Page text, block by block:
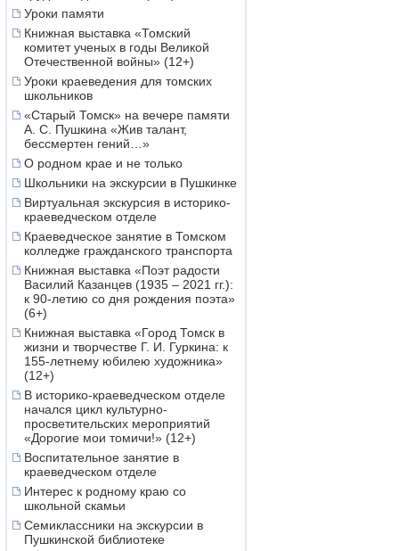
Уроки памяти
Книжная выставка «Томский
комитет ученых в годы Великой
Отечественной войны» (12+)
Уроки краеведения для томских
школьников
«Старый Томск» на вечере памяти
А. С. Пушкина «Жив талант,
бессмертен гений…»
О родном крае и не только
Школьники на экскурсии в Пушкинке
Виртуальная экскурсия в историко-
краеведческом отделе
Краеведческое занятие в Томском
колледже гражданского транспорта
Книжная выставка «Поэт радости
Василий Казанцев (1935 – 2021 гг.):
к 90-летию со дня рождения поэта»
(6+)
Книжная выставка «Город Томск в
жизни и творчестве Г. И. Гуркина: к
155-летнему юбилею художника»
(12+)
В историко-краеведческом отделе
начался цикл культурно-
просветительских мероприятий
«Дорогие мои томичи!» (12+)
Воспитательное занятие в
краеведческом отделе
Интерес к родному краю со
школьной скамьи
Семиклассники на экскурсии в
Пушкинской библиотеке